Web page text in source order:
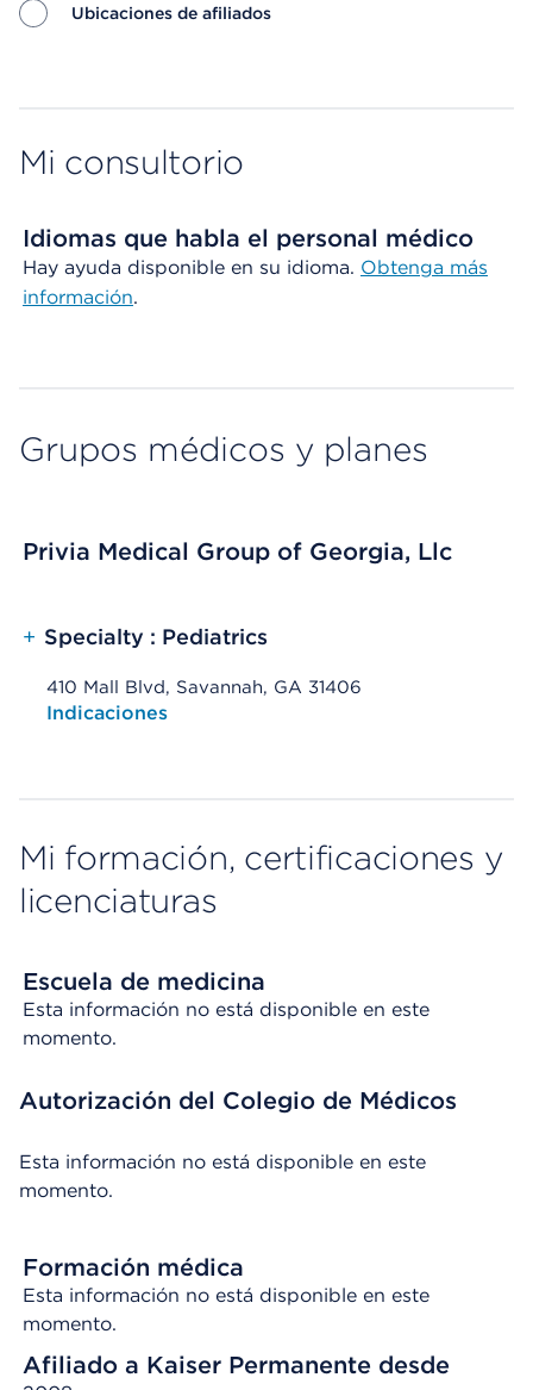
Ubicaciones de afiliados
Mi consultorio
Idiomas que habla el personal médico
Hay ayuda disponible en su idioma. Obtenga más
información.
Grupos médicos y planes
Privia Medical Group of Georgia, Llc
+ Specialty : Pediatrics
410 Mall Blvd, Savannah, GA 31406
Opens native map application on mobile devices
Indicaciones
Mi formación, certificaciones y
licenciaturas
Escuela de medicina
Esta información no está disponible en este
momento.
Autorización del Colegio de Médicos
Esta información no está disponible en este
momento.
Formación médica
Esta información no está disponible en este
momento.
Afiliado a Kaiser Permanente desde